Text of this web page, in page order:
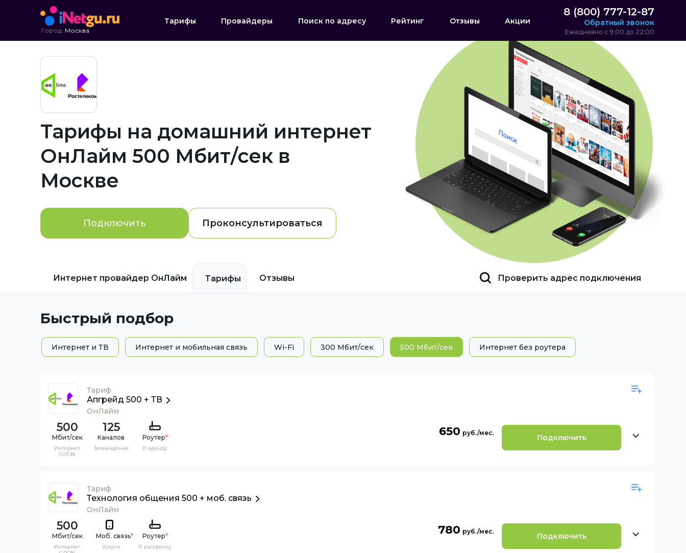
Город: Москва
Тарифы Провайдеры Поиск по адресу Рейтинг Отзывы Акции
8 (800) 777-12-87
Обратный звонок
Ежедневно с 9:00 до 22:00
Тарифы на домашний интернет
ОнЛайм 500 Мбит/сек в
Москве
Подключить Проконсультироваться
Интернет провайдер ОнЛайм Тарифы Отзывы Проверить адрес подключения
Быстрый подбор
Интернет и ТВ Интернет и мобильная связь Wi-Fi 300 Мбит/сек 500 Мбит/сек Интернет без роутера
Тариф
Апгрейд 500 + ТВ
ОнЛайм
500
Интернет
GPON
125
Каналов
Телевидение
Роутер*
В аренду
650 Подключить
Тариф
Технология общения 500 + моб. связь
ОнЛайм
500
Интернет
Моб. связь*
Услуги
Роутер*
В рассрочку
780 Подключить